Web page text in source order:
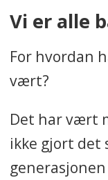
Vi er alle
For hvordan
vært?
Det har vært
ikke gjort det